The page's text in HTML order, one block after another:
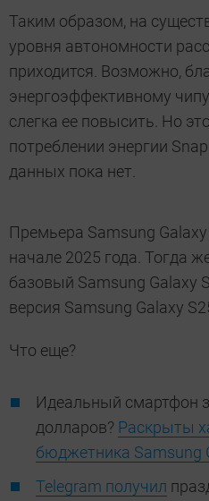
Таким образом, на
уровня автономности
приходится. Возможно,
энергоэффективному
слегка ее повысить. Но
потреблении энергии
данных пока нет.
Премьера Samsung
начале 2025 года. Тогда
базовый Samsung Galaxy
версия Samsung Galaxy
Что еще?
Идеальный смартфон
долларов? Раскрыты
бюджетника Samsung
Telegram получил